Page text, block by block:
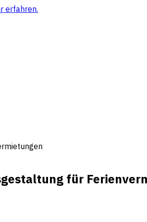
erfahren.
für